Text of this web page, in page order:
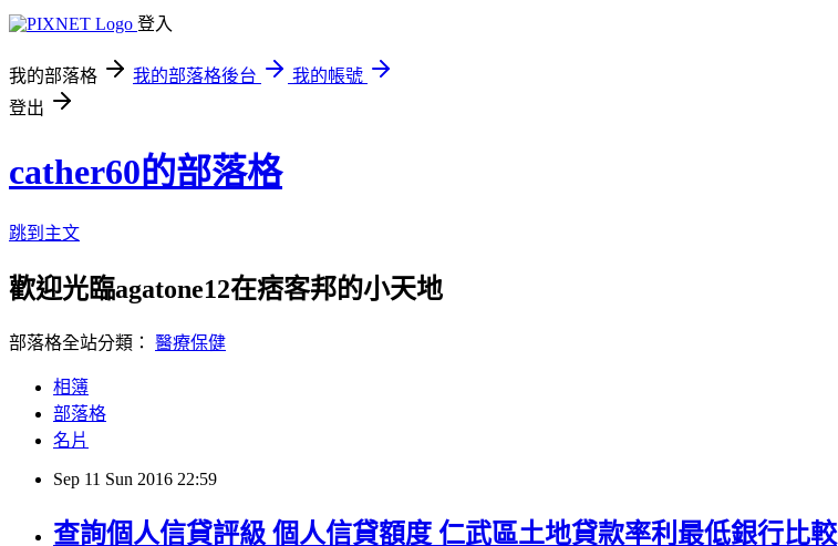
登入
我的部落格 我的部落格後台
我的帳號
登出
cather60的部落格
跳到主文
歡迎光臨agatone12在痞客邦的小天地
部落格全站分類： 醫療保健
相簿
部落格
名片
Sep 11 Sun 2016 22:59
查詢個人信貸評級 個人信貸額度 仁武區土地貸款率利最低銀行比較